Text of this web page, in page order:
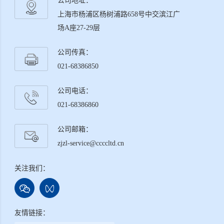
上海市杨浦区杨树浦路658号中交滨江广
场A座27-29层
公司传真：
021-68386850
公司电话：
021-68386860
公司邮箱：
zjzl-service@ccccltd.cn
关注我们：
友情链接：